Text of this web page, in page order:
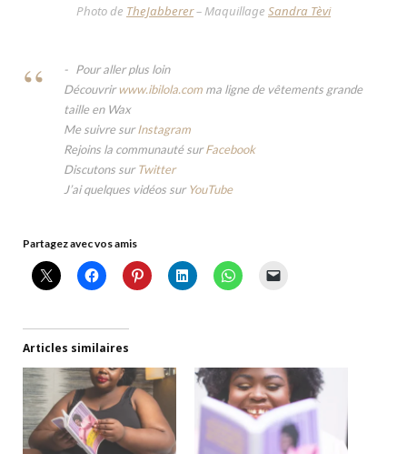
Photo de TheJabberer– Maquillage Sandra Tèvi
Pour aller plus loin
Découvrirwww.ibilola.com ma ligne de vêtements grande
taille en Wax
Me suivre surInstagram
Rejoins la communauté surFacebook
Discutons surTwitter
J’ai quelques vidéos surYouTube
Partagez avec vos amis
Articles similaires